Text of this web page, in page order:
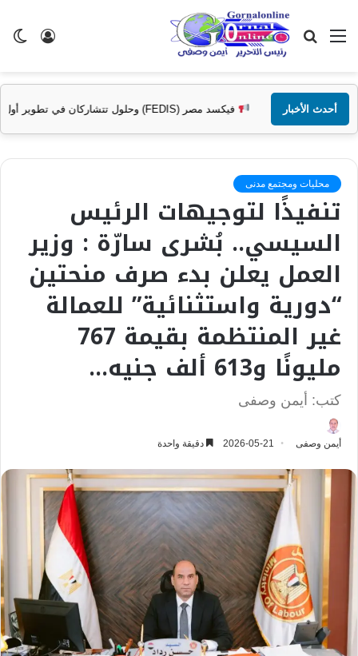
تسجيل
القائمة بحث
عن
أحدث الأخبار
فيكسد مصر (FEDIS) وحلول تتشاركان في تطوير أول منصة للسياحة الصحية في مصر والشرق الأوسط وأفريقيا..
محليات ومجتمع مدنى
تنفيذًا لتوجيهات الرئيس
السيسي.. بُشرى سارّة : وزير
العمل يعلن بدء صرف منحتين
“دورية واستثنائية” للعمالة
غير المنتظمة بقيمة 767
مليونًا و613 ألف جنيه…
كتب: أيمن وصفى
أيمن وصفى 2026-05-21 دقيقة واحدة